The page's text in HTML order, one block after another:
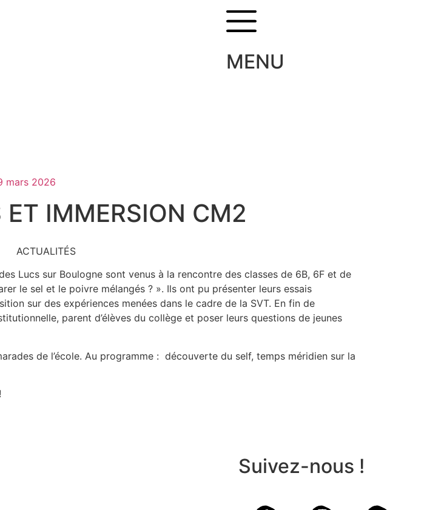
MENU
mars 2026
ET IMMERSION CM2
ACTUALITÉS
Lucs sur Boulogne sont venus à la rencontre des classes de 6B, 6F et de
le sel et le poivre mélangés ? ». Ils ont pu présenter leurs essais
sur des expériences menées dans le cadre de la SVT. En fin de
parent d’élèves du collège et poser leurs questions de jeunes
de l’école. Au programme : découverte du self, temps méridien sur la
Suivez-nous !